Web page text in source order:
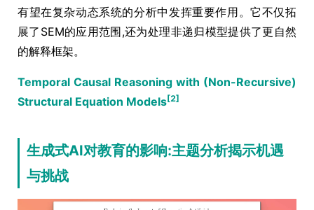
有望在复杂动态系统的分析中发挥重要作用。它不仅拓
展了SEM的应用范围,还为处理非递归模型提供了更自然
的解释框架。
Temporal Causal Reasoning with (Non-Recursive)
Structural Equation Models[2]
生成式AI对教育的影响:主题分析揭示机遇
与挑战